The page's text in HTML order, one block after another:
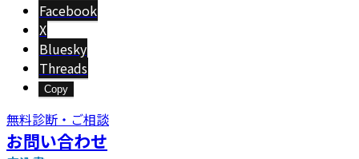
Facebook
X
Bluesky
Threads
Copy
無料診断・ご相談
お問い合わせ